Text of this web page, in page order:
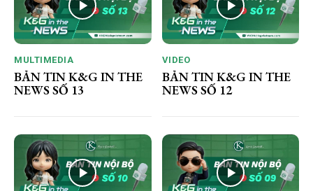
MULTIMEDIA
BẢN TIN K&G IN THE
NEWS SỐ 13
VIDEO
BẢN TIN K&G IN THE
NEWS SỐ 12